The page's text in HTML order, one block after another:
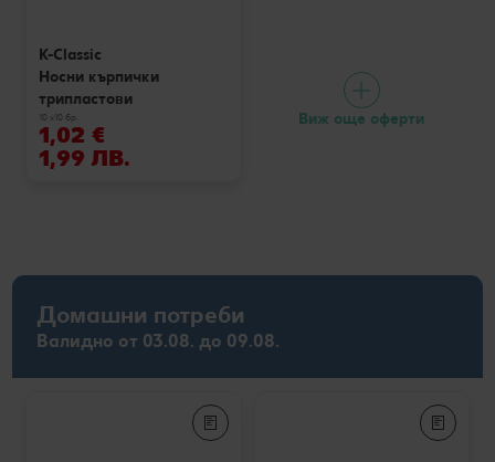
K-Classic
Носни кърпички
трипластови
10 x10 бр.
1,02 €
1,99 ЛВ.
Виж още оферти
Домашни потреби
Валидно от 03.08. до 09.08.